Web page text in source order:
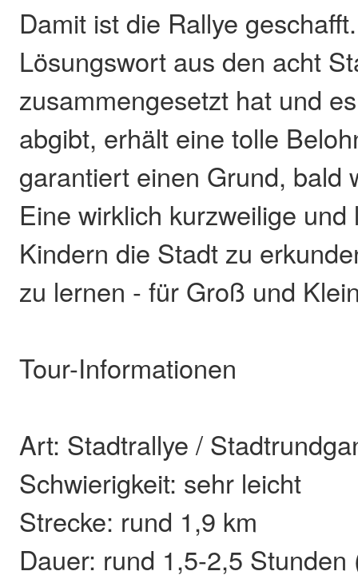
Damit ist die Rallye
Lösungswort aus den acht
zusammengesetzt hat und
abgibt, erhält eine tolle
garantiert einen Grund, bald
Eine wirklich kurzweilige
Kindern die Stadt zu
zu lernen - für Groß und
Tour-Informationen
Art: Stadtrallye /
Schwierigkeit: sehr leicht
Strecke: rund 1,9 km
Dauer: rund 1,5-2,5 Stunden